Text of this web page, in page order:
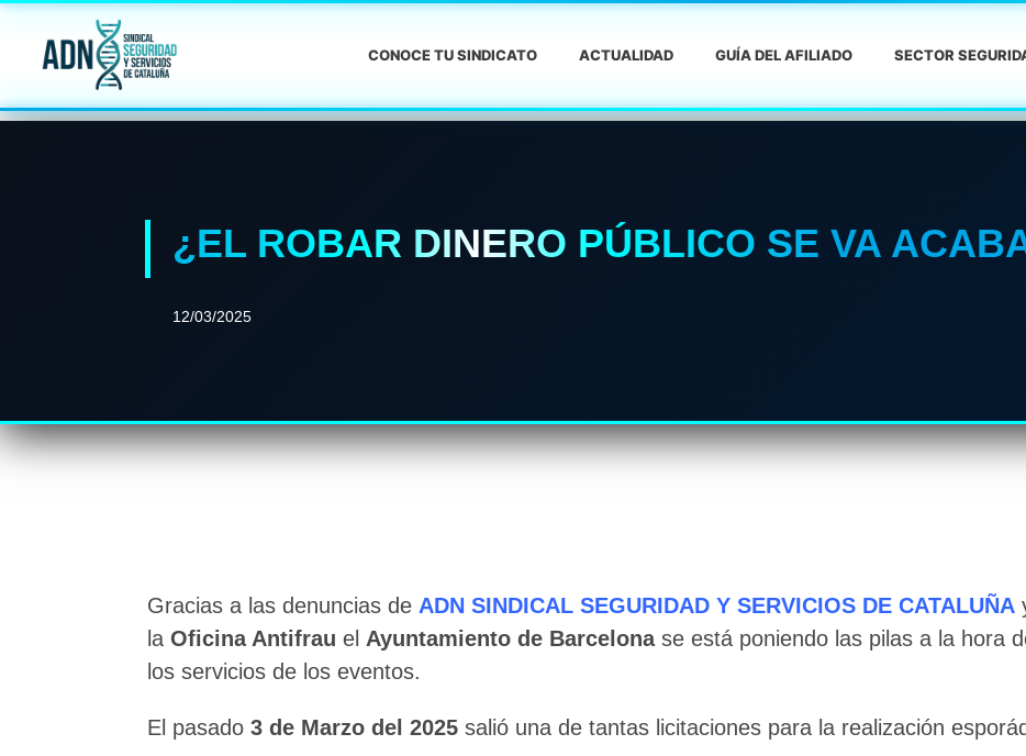
CONOCE TU SINDICATO ACTUALIDAD GUÍA DEL AFILIADO SECTOR
¿EL ROBAR DINERO PÚBLICO SE VA
12/03/2025
Gracias a las denuncias de ADN SINDICAL SEGURIDAD Y SERVICIOS DE CATALUÑA
laOficina Antifrau el Ayuntamiento de Barcelonase está poniendo las pilas a la hora
los servicios de los eventos.
El pasado3 de Marzo del 2025 salió una de tantas licitaciones para la realización